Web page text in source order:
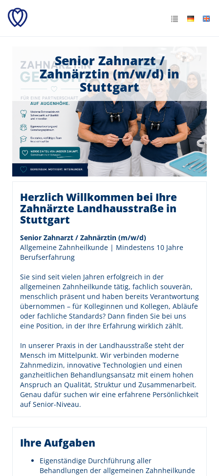
Senior Zahnarzt /
Zahnärztin (m/w/d) in
Stuttgart
Herzlich Willkommen bei Ihre
Zahnärzte Landhausstraße in
Stuttgart
Senior Zahnarzt / Zahnärztin (m/w/d)
Allgemeine Zahnheilkunde | Mindestens 10 Jahre
Berufserfahrung
Sie sind seit vielen Jahren erfolgreich in der
allgemeinen Zahnheilkunde tätig, fachlich souverän,
menschlich präsent und haben bereits Verantwortung
übernommen – für Kolleginnen und Kollegen, Abläufe
oder fachliche Standards? Dann finden Sie bei uns
eine Position, in der Ihre Erfahrung wirklich zählt.
In unserer Praxis in der Landhausstraße steht der
Mensch im Mittelpunkt. Wir verbinden moderne
Zahnmedizin, innovative Technologien und einen
ganzheitlichen Behandlungsansatz mit einem hohen
Anspruch an Qualität, Struktur und Zusammenarbeit.
Genau dafür suchen wir eine erfahrene Persönlichkeit
auf Senior-Niveau.
Ihre Aufgaben
Eigenständige Durchführung aller
Behandlungen der allgemeinen Zahnheilkunde